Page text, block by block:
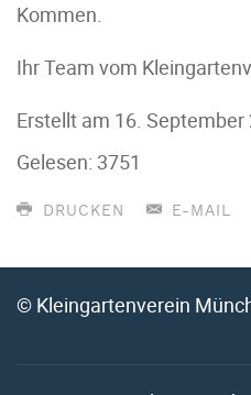
Kommen.
Ihr Team vom
Erstellt am 16. September
Gelesen: 3751
DRUCKEN E-MAIL
© Kleingartenverein